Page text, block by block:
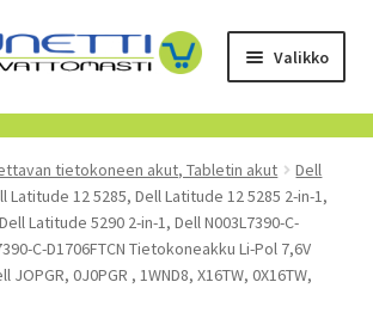
Valikko
tietokoneen akut, Tabletin akut
Dell
Latitude 12 5285, Dell Latitude 12 5285 2-in-1,
Latitude 5290 2-in-1, Dell N003L7390-C-
C-D1706FTCN Tietokoneakku Li-Pol 7,6V
JOPGR, 0J0PGR , 1WND8, X16TW, 0X16TW,